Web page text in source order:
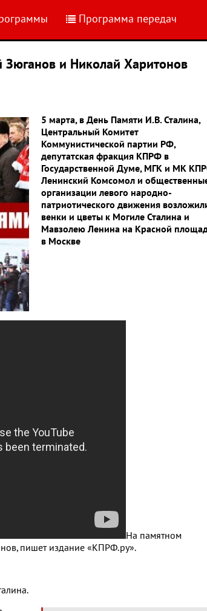
Программа передач
Зюганов и Николай Харитонов
5 марта, в День Памяти И.В. Сталина,
Центральный Комитет
Коммунистической партии РФ,
депутатская фракция КПРФ в
Государственной Думе, МГК и МК
Ленинский Комсомол и
организации левого народно-
патриотического движения
венки и цветы к Могиле Сталина и
Мавзолею Ленина на Красной
в Москве
На памятном
пишет издание «КПРФ.ру».